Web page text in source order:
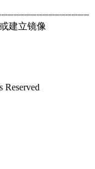
建立镜像
Reserved